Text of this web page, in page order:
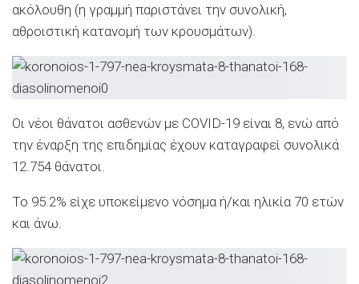
ακόλουθη (η γραμμή παριστάνει την συνολική,
αθροιστική κατανομή των κρουσμάτων).
Οι νέοι θάνατοι ασθενών με COVID-19 είναι 8, ενώ από
την έναρξη της επιδημίας έχουν καταγραφεί συνολικά
12.754 θάνατοι.
Το 95.2% είχε υποκείμενο νόσημα ή/και ηλικία 70 ετών
και άνω.